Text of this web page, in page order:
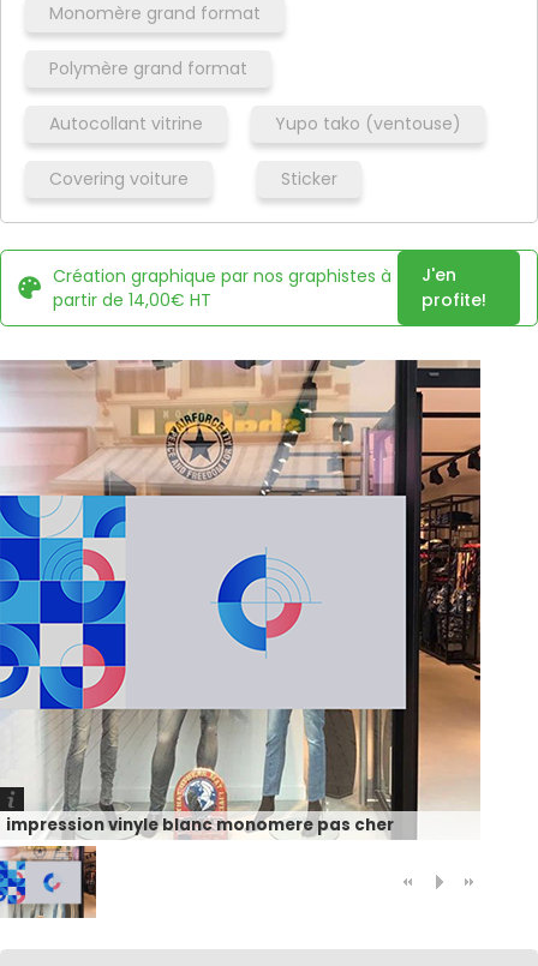
Monomère grand format
Polymère grand format
Autocollant vitrine Yupo tako (ventouse)
Covering voiture Sticker
Création graphique par nos graphistes à
partir de 14,00€ HT
J'en
profite!
impression vinyle blanc monomere pas cher